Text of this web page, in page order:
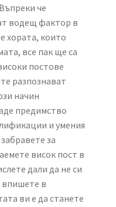
че
водещ фактор в
хората, които
все пак ще са
постове
разпознават
начин
предимство
и умения
за
висок пост в
дали да не си
впишете в
ви е да станете